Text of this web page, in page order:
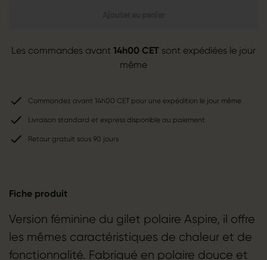
Les commandes avant 14h00 CET sont expédiées le jour
même
Commandez avant 14h00 CET pour une expédition le jour même
Livraison standard et express disponible au paiement
Retour gratuit sous 90 jours
Fiche produit
Version féminine du gilet polaire Aspire, il offre
les mêmes caractéristiques de chaleur et de
fonctionnalité. Fabriqué en polaire douce et